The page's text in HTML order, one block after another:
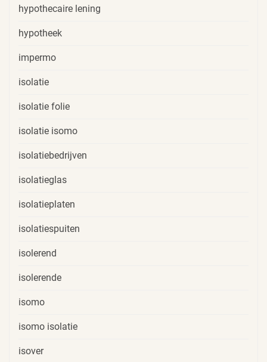
hypothecaire lening
hypotheek
impermo
isolatie
isolatie folie
isolatie isomo
isolatiebedrijven
isolatieglas
isolatieplaten
isolatiespuiten
isolerend
isolerende
isomo
isomo isolatie
isover